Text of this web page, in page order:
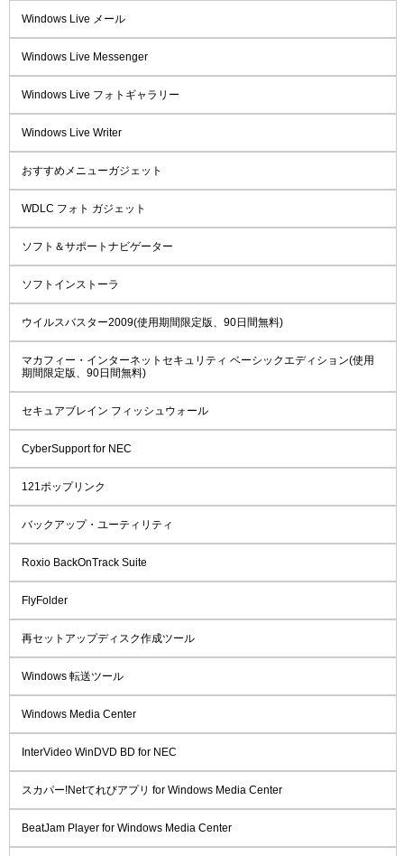
Windows Live メール
Windows Live Messenger
Windows Live フォトギャラリー
Windows Live Writer
おすすめメニューガジェット
WDLC フォト ガジェット
ソフト＆サポートナビゲーター
ソフトインストーラ
ウイルスバスター2009(使用期間限定版、90日間無料)
マカフィー・インターネットセキュリティ ベーシックエディション(使用
期間限定版、90日間無料)
セキュアブレイン フィッシュウォール
CyberSupport for NEC
121ポップリンク
バックアップ・ユーティリティ
Roxio BackOnTrack Suite
FlyFolder
再セットアップディスク作成ツール
Windows 転送ツール
Windows Media Center
InterVideo WinDVD BD for NEC
スカパー!Netてれびアプリ for Windows Media Center
BeatJam Player for Windows Media Center